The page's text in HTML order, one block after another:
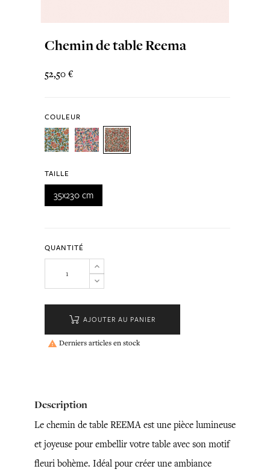
Chemin de table Reema
52,50 €
COULEUR
TAILLE
35x230 cm
QUANTITÉ
AJOUTER AU PANIER
 Derniers articles en stock
Description
Le chemin de table REEMA est une pièce lumineuse
et joyeuse pour embellir votre table avec son motif
fleuri bohème. Idéal pour créer une ambiance